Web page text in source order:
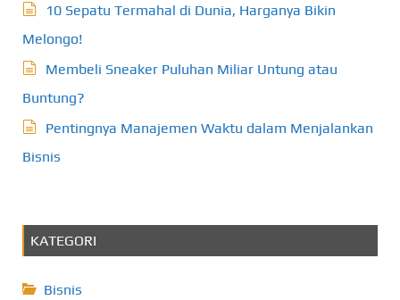
10 Sepatu Termahal di Dunia, Harganya Bikin
Melongo!
Membeli Sneaker Puluhan Miliar Untung atau
Buntung?
Pentingnya Manajemen Waktu dalam Menjalankan
Bisnis
KATEGORI
Bisnis